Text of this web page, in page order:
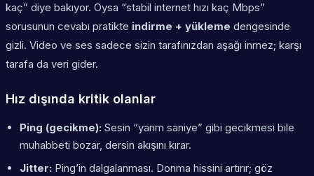
kaç” diye bakıyor. Oysa “stabil internet hızı kaç Mbps”
sorusunun cevabı pratikte indirme + yükleme dengesinde
gizli. Video ve ses sadece sizin tarafınızdan aşağı inmez; karşı
tarafa da veri gider.
Hız dışında kritik olanlar
Ping (gecikme): Sesin “yarım saniye” gibi gecikmesi bile
muhabbeti bozar, dersin akışını kırar.
Jitter: Ping’in dalgalanması. Donma hissini artırır; göz